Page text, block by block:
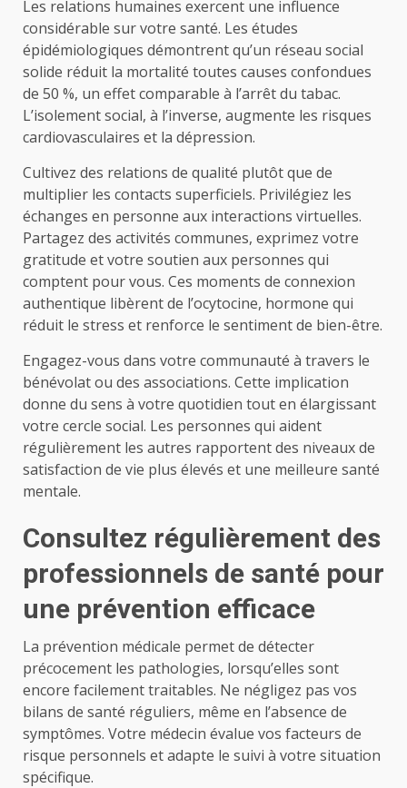
Les relations humaines exercent une influence
considérable sur votre santé. Les études
épidémiologiques démontrent qu’un réseau social
solide réduit la mortalité toutes causes confondues
de 50 %, un effet comparable à l’arrêt du tabac.
L’isolement social, à l’inverse, augmente les risques
cardiovasculaires et la dépression.
Cultivez des relations de qualité plutôt que de
multiplier les contacts superficiels. Privilégiez les
échanges en personne aux interactions virtuelles.
Partagez des activités communes, exprimez votre
gratitude et votre soutien aux personnes qui
comptent pour vous. Ces moments de connexion
authentique libèrent de l’ocytocine, hormone qui
réduit le stress et renforce le sentiment de bien-être.
Engagez-vous dans votre communauté à travers le
bénévolat ou des associations. Cette implication
donne du sens à votre quotidien tout en élargissant
votre cercle social. Les personnes qui aident
régulièrement les autres rapportent des niveaux de
satisfaction de vie plus élevés et une meilleure santé
mentale.
Consultez régulièrement des
professionnels de santé pour
une prévention efficace
La prévention médicale permet de détecter
précocement les pathologies, lorsqu’elles sont
encore facilement traitables. Ne négligez pas vos
bilans de santé réguliers, même en l’absence de
symptômes. Votre médecin évalue vos facteurs de
risque personnels et adapte le suivi à votre situation
spécifique.